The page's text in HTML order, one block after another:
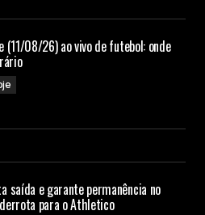
(11/08/26) ao vivo de futebol: onde
saída e garante permanência no
para o Athletico